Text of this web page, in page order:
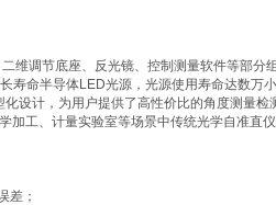
维调节底座、反光镜、控制测量软件等部
寿命半导体LED光源，光源使用寿命达数万小
设计，为用户提供了高性价比的角度测量
加工、计量实验室等场景中传统光学自准直仪
差；